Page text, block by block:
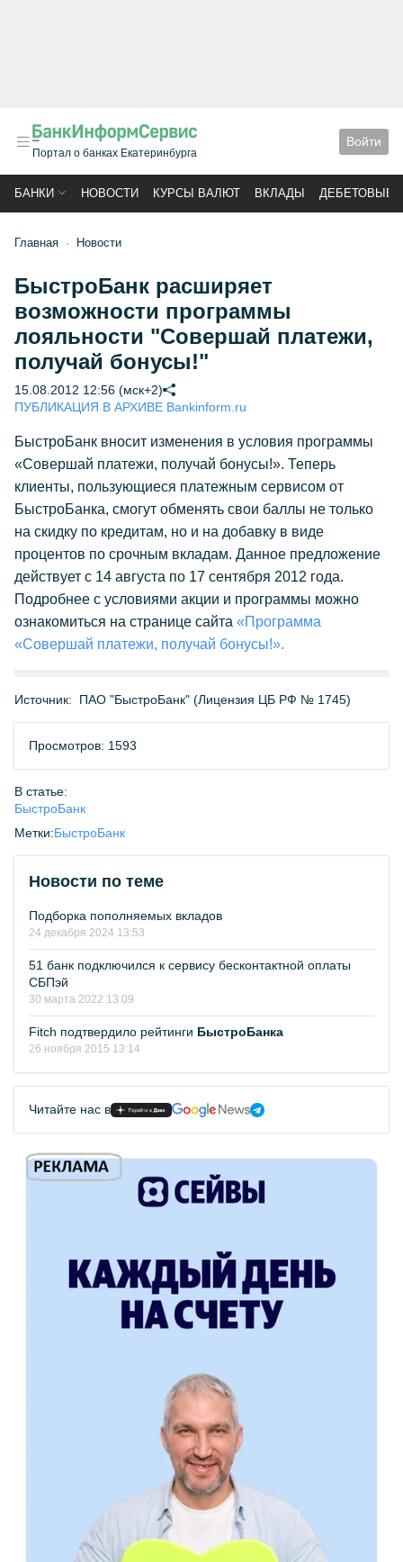
Портал о банках Екатеринбурга
Войти
БАНКИ НОВОСТИ КУРСЫ ВАЛЮТ ВКЛАДЫ ДЕБЕТОВЫЕ
Главная Новости
БыстроБанк расширяет
возможности программы
лояльности "Совершай платежи,
получай бонусы!"
15.08.2012 12:56 (мск+2)
ПУБЛИКАЦИЯ В АРХИВЕ Bankinform.ru
БыстроБанк вносит изменения в условия программы
«Совершай платежи, получай бонусы!». Теперь
клиенты, пользующиеся платежным сервисом от
БыстроБанка, смогут обменять свои баллы не только
на скидку по кредитам, но и на добавку в виде
процентов по срочным вкладам. Данное предложение
действует с 14 августа по 17 сентября 2012 года.
Подробнее с условиями акции и программы можно
ознакомиться на странице сайта «Программа
«Совершай платежи, получай бонусы!».
Источник: ПАО "БыстроБанк" (Лицензия ЦБ РФ № 1745)
Просмотров: 1593
В статье:
БыстроБанк
Метки:БыстроБанк
Новости по теме
Подборка пополняемых вкладов
24 декабря 2024 13:53
51 банк подключился к сервису бесконтактной оплаты
СБПэй
30 марта 2022 13:09
Fitch подтвердило рейтинги БыстроБанка
26 ноября 2015 13:14
Читайте нас в